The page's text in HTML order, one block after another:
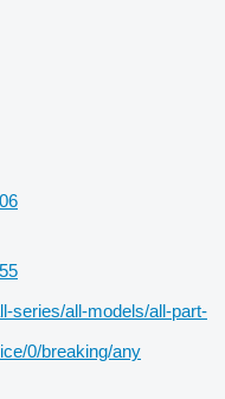
series/all-models/all-part-
0/breaking/any